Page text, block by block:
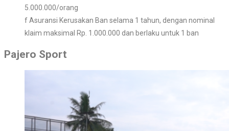
5.000.000/orang
f Asuransi Kerusakan Ban selama 1 tahun, dengan nominal
klaim maksimal Rp. 1.000.000 dan berlaku untuk 1 ban
Pajero Sport